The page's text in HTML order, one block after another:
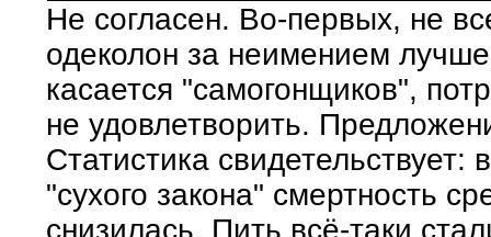
Не согласен. Во-первых, не
одеколон за неимением
касается "самогонщиков",
не удовлетворить.
Статистика свидетельствует:
"сухого закона" смертность
снизилась. Пить всё-таки